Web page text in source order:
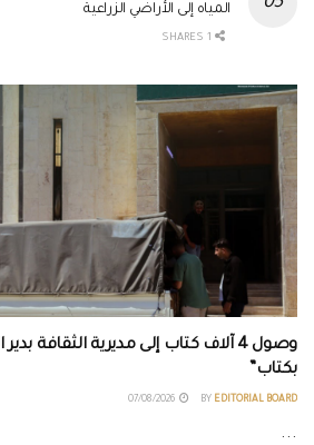
المياه إلى الأراضي الزراعية
وصول 4 آلاف كتاب إلى مديرية الثقافة
بكتاب”
BY EDITORIAL BOARD
...